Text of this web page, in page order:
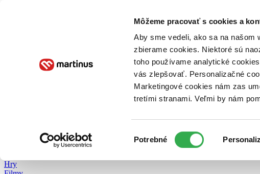
Môžeme pracovať s cookies a
Aby sme vedeli, ako sa na našom
zbierame cookies. Niektoré sú
toho používame analytické
vás zlepšovať. Personalizačné
Marketingové cookies nám zas
tretími stranami. Veľmi by nám
súhlasu
Potrebné
Poukážky Kontakt
Hry